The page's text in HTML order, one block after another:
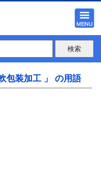
包装加工 」 の用語